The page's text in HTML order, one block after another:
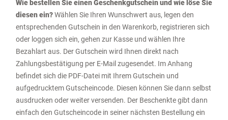
Wie bestellen Sie einen Geschenkgutschein und wie löse Sie
diesen ein?Wählen Sie Ihren Wunschwert aus, legen den
entsprechenden Gutschein in den Warenkorb, registrieren sich
oder loggen sich ein, gehen zur Kasse und wählen Ihre
Bezahlart aus. Der Gutschein wird Ihnen direkt nach
Zahlungsbestätigung per E-Mail zugesendet. Im Anhang
befindet sich die PDF-Datei mit Ihrem Gutschein und
aufgedrucktem Gutscheincode. Diesen können Sie dann selbst
ausdrucken oder weiter versenden. Der Beschenkte gibt dann
einfach den Gutscheincode in seiner nächsten Bestellung ein